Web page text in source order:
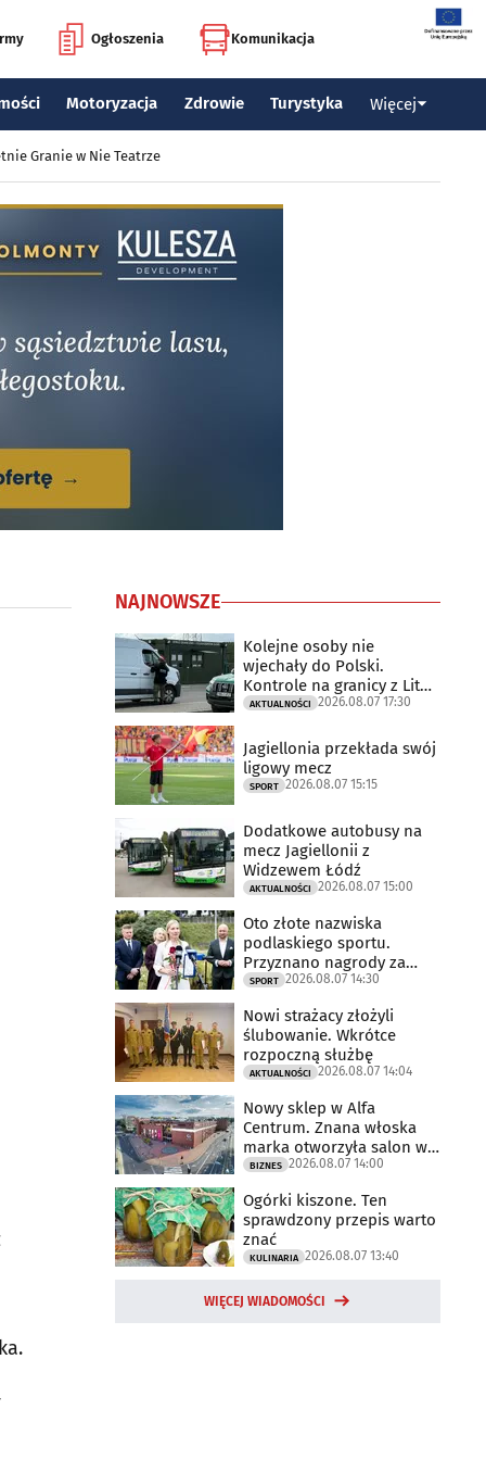
Ogłoszenia Komunikacja
Motoryzacja Zdrowie Turystyka Więcej
Granie w Nie Teatrze
NAJNOWSZE
Kolejne osoby nie
wjechały do Polski.
Kontrole na granicy z Litwą
trwają
AKTUALNOŚCI 2026.08.07 17:30
Jagiellonia przekłada swój
ligowy mecz
SPORT 2026.08.07 15:15
Dodatkowe autobusy na
mecz Jagiellonii z
Widzewem Łódź
AKTUALNOŚCI 2026.08.07 15:00
Oto złote nazwiska
podlaskiego sportu.
Przyznano nagrody za
2025 rok
SPORT 2026.08.07 14:30
Nowi strażacy złożyli
ślubowanie. Wkrótce
rozpoczną służbę
AKTUALNOŚCI 2026.08.07 14:04
Nowy sklep w Alfa
Centrum. Znana włoska
marka otworzyła salon w
Białymstoku
BIZNES 2026.08.07 14:00
Ogórki kiszone. Ten
sprawdzony przepis warto
znać
KULINARIA 2026.08.07 13:40
WIĘCEJ WIADOMOŚCI